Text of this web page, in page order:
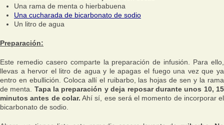
Una rama de menta o hierbabuena
Una cucharada de bicarbonato de sodio
Un litro de agua
Preparación:
Este remedio casero comparte la preparación de infusión. Para ello,
llevas a hervor el litro de agua y le apagas el fuego una vez que ya
entro en ebullición. Coloca allí el ruibarbo, las hojas de sen y la rama
de menta. Tapa la preparación y deja reposar durante unos 10, 15
minutos antes de colar. Ahí sí, ese será el momento de incorporar el
bicarbonato de sodio.